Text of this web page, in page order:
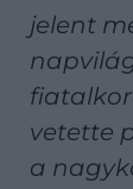
jelent
vetette
a